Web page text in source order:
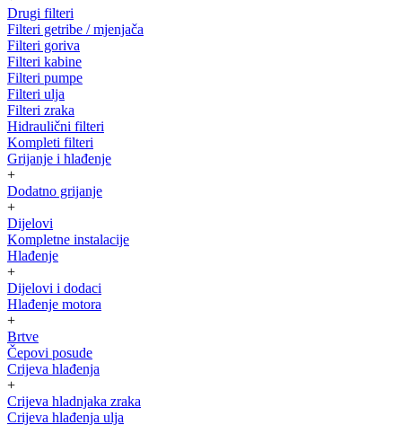
Drugi filteri
Filteri getribe / mjenjača
Filteri goriva
Filteri kabine
Filteri pumpe
Filteri ulja
Filteri zraka
Hidraulični filteri
Kompleti filteri
Grijanje i hlađenje
+
Dodatno grijanje
+
Dijelovi
Kompletne instalacije
Hlađenje
+
Dijelovi i dodaci
Hlađenje motora
+
Brtve
Čepovi posude
Crijeva hlađenja
+
Crijeva hladnjaka zraka
Crijeva hlađenja ulja